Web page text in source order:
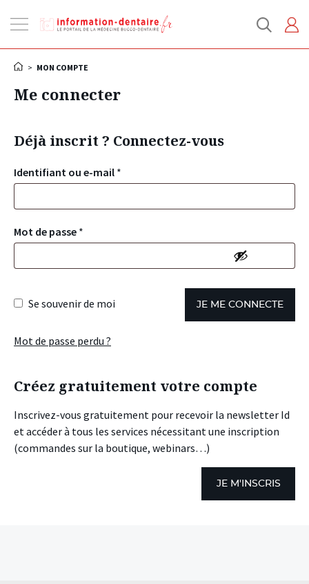
la
> MON COMPTE
Me connecter
Déjà inscrit ? Connectez-vous
Identifiant ou e-mail *
Mot de passe *
Se souvenir de moi JE ME CONNECTE
Mot de passe perdu ?
Créez gratuitement votre compte
Inscrivez-vous gratuitement pour recevoir la newsletter Id
et accéder à tous les services nécessitant une inscription
(commandes sur la boutique, webinars…)
JE M'INSCRIS